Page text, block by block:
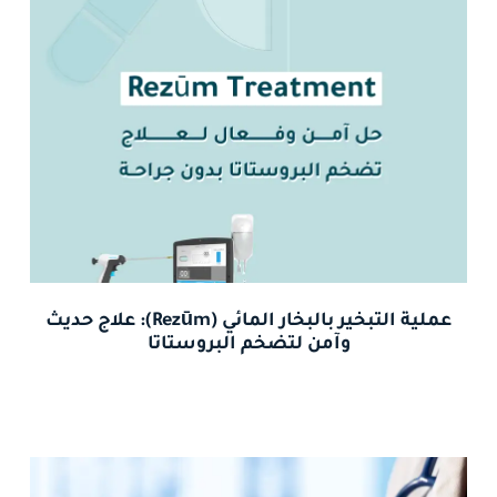
عملية التبخير بالبخار المائي (Rezūm): علاج حديث
وآمن لتضخم البروستاتا